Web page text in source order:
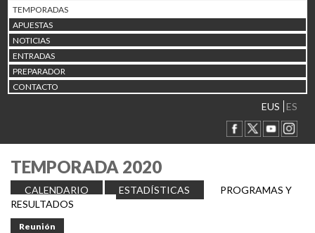
TEMPORADAS
APUESTAS
NOTICIAS
ENTRADAS
PREPARADOR
CONTACTO
EUS ES
TEMPORADA 2020
CALENDARIO ESTADÍSTICAS
PROGRAMAS Y
RESULTADOS
Reunión